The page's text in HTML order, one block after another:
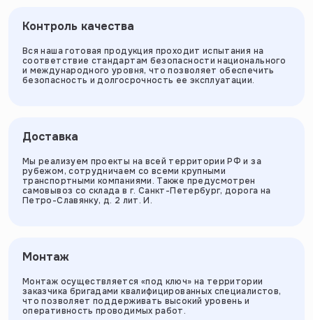
Контроль качества
Вся наша готовая продукция проходит испытания на
соответствие стандартам безопасности национального
и международного уровня, что позволяет обеспечить
безопасность и долгосрочность ее эксплуатации.
Доставка
Мы реализуем проекты на всей территории РФ и за
рубежом, сотрудничаем со всеми крупными
транспортными компаниями. Также предусмотрен
самовывоз со склада в г. Санкт-Петербург, дорога на
Петро-Славянку, д. 2 лит. И.
Монтаж
Монтаж осуществляется «под ключ» на территории
заказчика бригадами квалифицированных специалистов,
что позволяет поддерживать высокий уровень и
оперативность проводимых работ.